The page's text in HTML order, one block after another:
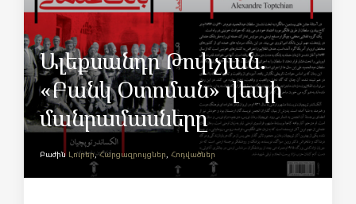
Ալեքսանդր Թոփչյան.
«Բանկ Օտոման» վեպի
մանրամասները
Բաժին Լուրեր,Հարցազրույցներ, Հոդվածներ